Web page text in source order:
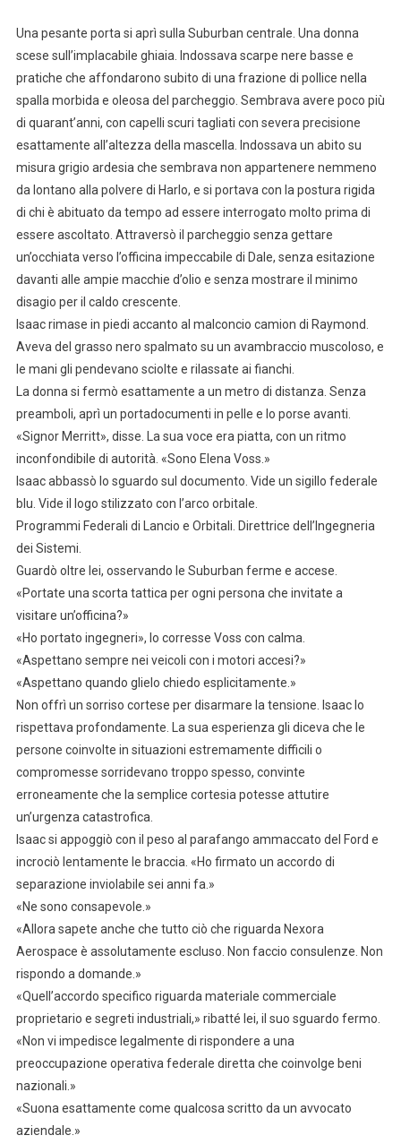
Una pesante porta si aprì sulla Suburban centrale. Una donna
scese sull’implacabile ghiaia. Indossava scarpe nere basse e
pratiche che affondarono subito di una frazione di pollice nella
spalla morbida e oleosa del parcheggio. Sembrava avere poco più
di quarant’anni, con capelli scuri tagliati con severa precisione
esattamente all’altezza della mascella. Indossava un abito su
misura grigio ardesia che sembrava non appartenere nemmeno
da lontano alla polvere di Harlo, e si portava con la postura rigida
di chi è abituato da tempo ad essere interrogato molto prima di
essere ascoltato. Attraversò il parcheggio senza gettare
un’occhiata verso l’officina impeccabile di Dale, senza esitazione
davanti alle ampie macchie d’olio e senza mostrare il minimo
disagio per il caldo crescente.
Isaac rimase in piedi accanto al malconcio camion di Raymond.
Aveva del grasso nero spalmato su un avambraccio muscoloso, e
le mani gli pendevano sciolte e rilassate ai fianchi.
La donna si fermò esattamente a un metro di distanza. Senza
preamboli, aprì un portadocumenti in pelle e lo porse avanti.
«Signor Merritt», disse. La sua voce era piatta, con un ritmo
inconfondibile di autorità. «Sono Elena Voss.»
Isaac abbassò lo sguardo sul documento. Vide un sigillo federale
blu. Vide il logo stilizzato con l’arco orbitale.
Programmi Federali di Lancio e Orbitali. Direttrice dell’Ingegneria
dei Sistemi.
Guardò oltre lei, osservando le Suburban ferme e accese.
«Portate una scorta tattica per ogni persona che invitate a
visitare un’officina?»
«Ho portato ingegneri», lo corresse Voss con calma.
«Aspettano sempre nei veicoli con i motori accesi?»
«Aspettano quando glielo chiedo esplicitamente.»
Non offrì un sorriso cortese per disarmare la tensione. Isaac lo
rispettava profondamente. La sua esperienza gli diceva che le
persone coinvolte in situazioni estremamente difficili o
compromesse sorridevano troppo spesso, convinte
erroneamente che la semplice cortesia potesse attutire
un’urgenza catastrofica.
Isaac si appoggiò con il peso al parafango ammaccato del Ford e
incrociò lentamente le braccia. «Ho firmato un accordo di
separazione inviolabile sei anni fa.»
«Ne sono consapevole.»
«Allora sapete anche che tutto ciò che riguarda Nexora
Aerospace è assolutamente escluso. Non faccio consulenze. Non
rispondo a domande.»
«Quell’accordo specifico riguarda materiale commerciale
proprietario e segreti industriali,» ribatté lei, il suo sguardo fermo.
«Non vi impedisce legalmente di rispondere a una
preoccupazione operativa federale diretta che coinvolge beni
nazionali.»
«Suona esattamente come qualcosa scritto da un avvocato
aziendale.»